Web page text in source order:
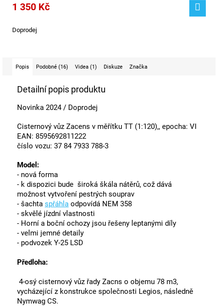
1 350 Kč
Doprodej
Popis Podobné (16) Videa (1) Diskuze Značka
Detailní popis produktu
Novinka 2024 / Doprodej
Cisternový vůz Zacens v měřítku TT (1:120),, epocha: VI
EAN: 8595692811222
číslo vozu: 37 84 7933 788-3
Model:
- nová forma
- k dispozici bude široká škála nátěrů, což dává
možnost vytvoření pestrých souprav
- šachta spřáhla odpovídá NEM 358
- skvělé jízdní vlastnosti
- Horní a boční ochozy jsou řešeny leptanými díly
- velmi jemné detaily
- podvozek Y-25 LSD
Předloha:
4-osý cisternový vůz řady Zacns o objemu 78 m3,
vycházející z konstrukce společnosti Legios, následně
Nymwag CS.